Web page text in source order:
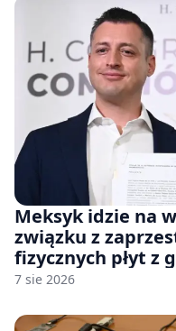
Meksyk idzie na
związku z
fizycznych płyt z
7 sie 2026